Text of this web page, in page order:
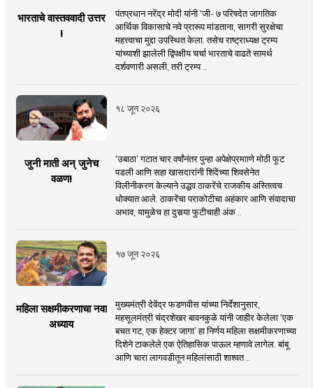
भारताचे वास्तववादी उत्तर
!
पंतप्रधान नरेंद्र मोदी यांनी 'जी- ७ परिषदेत जागतिक
आर्थिक विकासाचे नवे प्रारूप मांडताना, सागरी सुरक्षेचा
महत्त्वाचा मुद्दा उपस्थित केला. तसेच राष्ट्राध्यक्ष ट्रम्प
यांच्याशी झालेली द्विपक्षीय चर्चा भारताचे वाढते सामर्थ
दर्शवणारी असली, तरी ट्रम्प ..
१८ जून २०२६
जुनी माती अन् जुनेच
वळण!
‘उबाठा’ गटात चार वर्षांनंतर पुन्हा अपेक्षेप्रमााणे मोठी फूट
पडली आणि सहा खासदारांनी शिंदेंच्या शिवसेनेत
विलीनीकरण केल्याने उद्धव ठाकरेंचे राजकीय अस्तित्वच
धोक्यात आले. ठाकरेंचा पराकोटीचा अहंकार आणि संवादाचा
अभाव, यामुळेच हा दुसर्‍या फुटीचाही अंक ..
१७ जून २०२६
महिला सक्षमीकरणाचा नवा
अध्याय
मुख्यमंत्री देवेंद्र फडणवीस यांच्या निर्देशानुसार,
महसूलमंत्री चंद्रशेखर बावनकुळे यांनी जाहीर केलेला ‘एक
बचत गट, एक हेक्टर जागा’ हा निर्णय महिला सक्षमीकरणाच्या
दिशेने टाकलेले एक ऐतिहासिक पाऊल म्हणावे लागेल. बांबू
आणि चारा लागवडीतून महिलांसाठी शाश्वत ..